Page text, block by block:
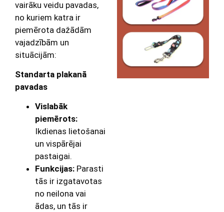
vairāku veidu pavadas,
no kuriem katra ir
piemērota dažādām
vajadzībām un
situācijām:
Standarta plakanā
pavadas
Vislabāk
piemērots:
Ikdienas lietošanai
un vispārējai
pastaigai.
Funkcijas: Parasti
tās ir izgatavotas
no neilona vai
ādas, un tās ir